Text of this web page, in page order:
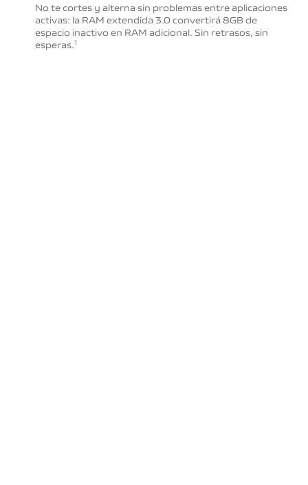
No te cortes y alterna sin problemas entre aplicaciones
activas: la RAM extendida 3.0 convertirá 8GB de
espacio inactivo en RAM adicional. Sin retrasos, sin
esperas.1